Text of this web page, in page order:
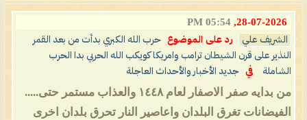
28-07-2026,
05:54 PM
الشريف علي رد على الموضوع
حرب الله الكبري بدأت من بعد القمر
النذير على قرن الشيطان ترامب وامريكا كويكب الله الحربي بدا الحرب
الشاملة
في جديد الأخبار والأحداث العاجلة
من بدايه صفر الاصفار لعام ١٤٤٨ والعذاب مستمر حتى.....
الفيضانات تغرق البلدان واعاصير النار تحرق بلدان اخرى